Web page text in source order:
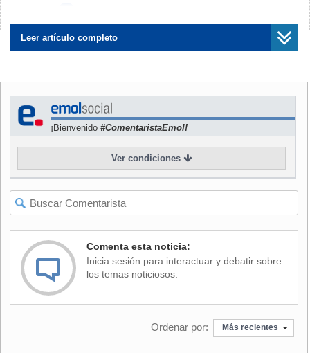
supermercado de la zona, que fue rodeada por miembros
de la Policía y de la Guardia Nacional Bolivariana, según
constató Efe.
La alianza opositora Mesa de la Unidad Democrática
(MUD) indicó en Twitter que se "reportan protestas por falta
de comida" en Catia, la localidad de Cúa y en el punto
conocido como Paracotos, en la Autopista Regional del
Centro, la principal del país y que conecta a Caracas con
otras ciudades del centro de Venezuela.
Las protestas han aumentado en los últimos días en el país
a raíz del desabastecimiento de alimentos y por el malestar
identificados por la oposición como estructuras vinculadas
al chavismo
Los CLAP, creados por el presidente Nicolás Maduro, son
distribución de alimentos a las familias que se han
Leer artículo completo
¡Bienvenido #ComentaristaEmol!
Ver condiciones
Comenta esta noticia:
Inicia sesión para interactuar y debatir sobre
los temas noticiosos.
Ordenar por: Más recientes